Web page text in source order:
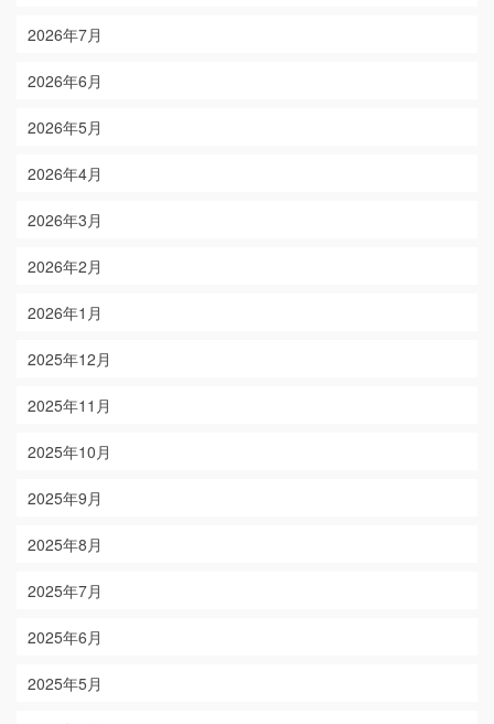
2026年7月
2026年6月
2026年5月
2026年4月
2026年3月
2026年2月
2026年1月
2025年12月
2025年11月
2025年10月
2025年9月
2025年8月
2025年7月
2025年6月
2025年5月